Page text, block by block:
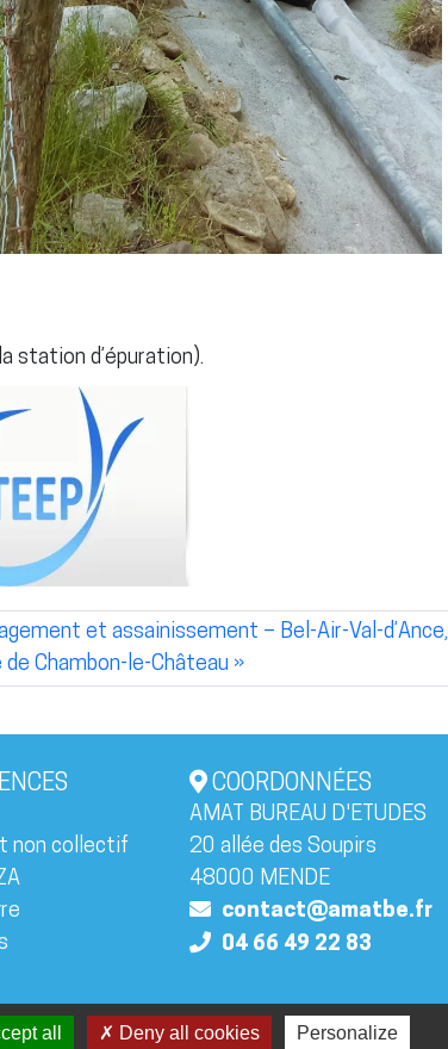
station d’épuration).
et assainissement – Bel-Air-Val-d’Ance,
de Chambon-le-Château
non collectif
COORDONNÉES
AMAT BUREAU D'ETUDES
20 allée des Soupirs
48000 MENDE
contact@amatbe.fr
04 66 49 22 83
Légales | Politique de confidentialité
all Deny all cookies Personalize